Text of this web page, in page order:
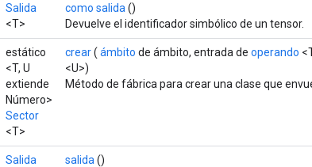
Salida
<T>
como salida ()
Devuelve el identificador simbólico de un tensor.
estático
<T, U
extiende
Número>
Sector
<T>
crear( ámbito de ámbito, entrada de operando
<U>)
Método de fábrica para crear una clase que
Salida
salida ()